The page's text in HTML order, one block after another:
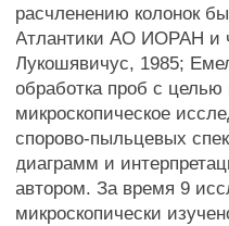
расчленению колонок
Атлантики АО ИОРАН и
Лукошявичус, 1985;
обработка проб с
микроскопическое
спорово-пыльцевых
диаграмм и
автором. За время 9
микроскопически